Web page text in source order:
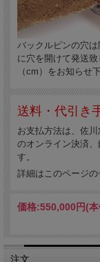
バックルピンの穴
に穴を開けて発送
（cm）をお知らせ
送料・代引き
お支払方法は、佐
のオンライン決済
す。
詳細はこのページの
価格:550,000円(
注文